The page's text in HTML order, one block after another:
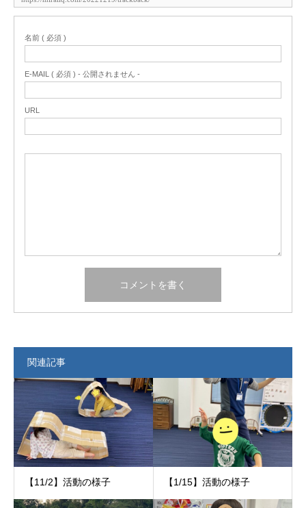
名前 ( 必須 )
E-MAIL ( 必須 ) - 公開されません -
URL
関連記事
【11/2】活動の様子 【1/15】活動の様子